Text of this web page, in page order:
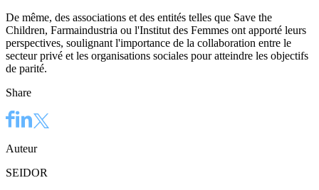
De même, des associations et des entités telles que Save the
Children, Farmaindustria ou l'Institut des Femmes ont apporté leurs
perspectives, soulignant l'importance de la collaboration entre le
secteur privé et les organisations sociales pour atteindre les objectifs
de parité.
Share
Auteur
SEIDOR